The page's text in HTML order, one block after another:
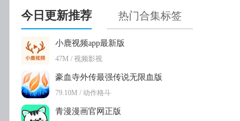
今日更新推荐 热门合集标签
小鹿视频app最新版
47M / 视频影视
豪血寺外传最强传说无限血版
79.10M / 动作格斗
青漫漫画官网正版